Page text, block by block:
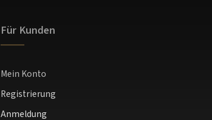
Für Kunden
Mein Konto
Registrierung
Anmeldung